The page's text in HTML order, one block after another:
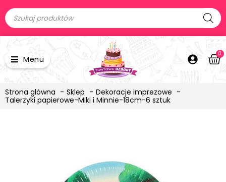
Menu
0
Strona główna Sklep
Dekoracje imprezowe
Talerzyki papierowe-Miki i Minnie-18cm-6 sztuk